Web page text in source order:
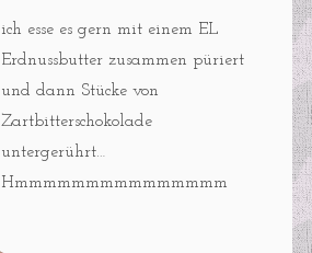
ich esse es gern mit einem EL
Erdnussbutter zusammen püriert
und dann Stücke von
Zartbitterschokolade
untergerührt…
Hmmmmmmmmmmmmmmm